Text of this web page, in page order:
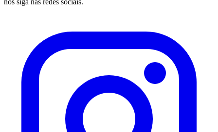
nos siga nas redes sociais.